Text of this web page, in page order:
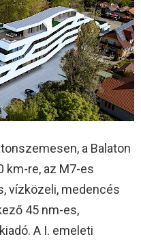
a Balaton
km-re, az M7-es
vízközeli, medencés
45 nm-es,
A I. emeleti